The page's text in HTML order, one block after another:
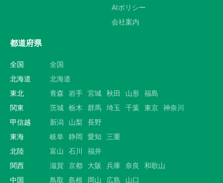
AIポリシー
会社案内
都道府県
全国
全国
北海道
北海道
東北
青森 岩手 宮城 秋田 山形 福島
関東
茨城 栃木 群馬 埼玉 千葉 東京 神奈川
甲信越
新潟 山梨
長野
東海
岐阜 静岡 愛知
三重
北陸
富山 石川
福井
関西
滋賀 京都 大阪 兵庫 奈良
和歌山
中国
鳥取 島根 岡山 広島 山口